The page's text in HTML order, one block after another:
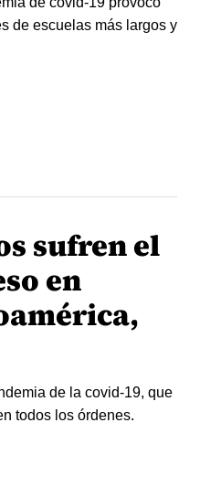
de escuelas más largos y
sufren el
en
de la covid-19, que
todos los órdenes.